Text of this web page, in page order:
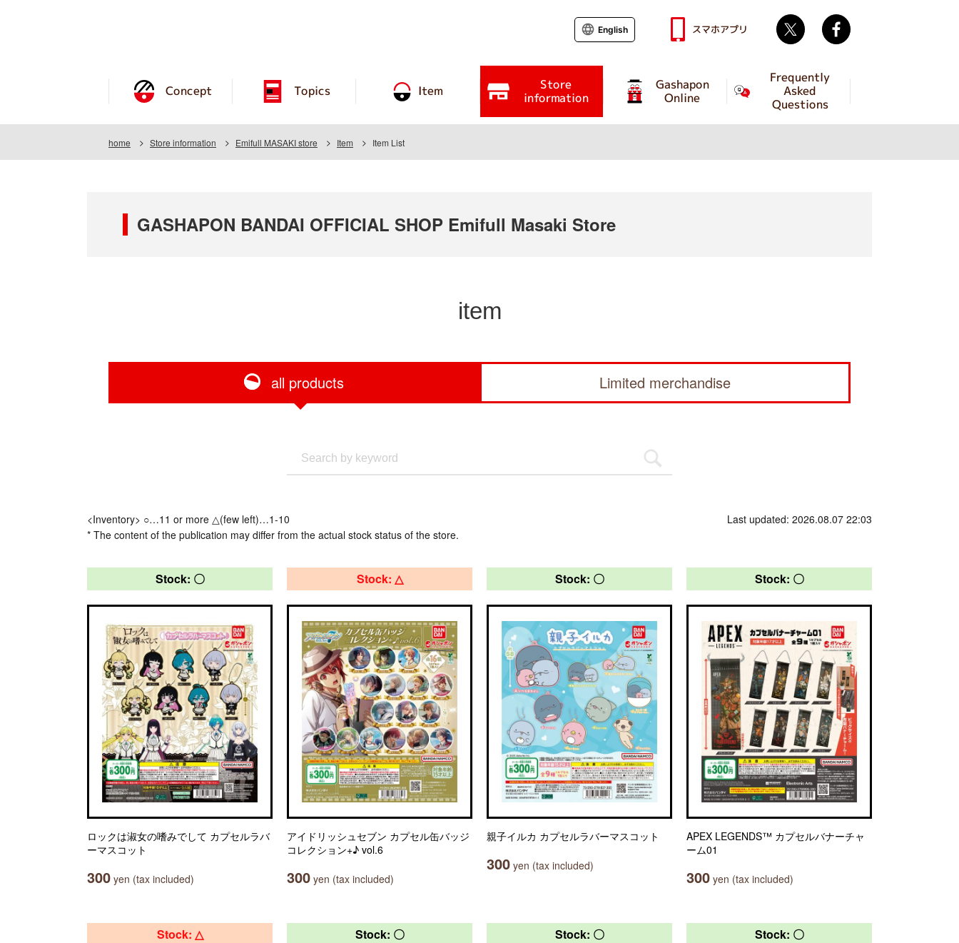
Concept Topics Item Store
information
Gashapon
Online
Frequently
Asked
Questions
English スマホアプリ Twitter
home Store information Emifull MASAKI store Item Item List
GASHAPON BANDAI OFFICIAL SHOP Emifull Masaki Store
item
all products Limited merchandise
<Inventory> ○…11 or more △(few left)…1-10
* The content of the publication may differ from the actual stock status of the store.
Last updated: 2026.08.07 22:03
Stock: 〇
ロックは淑女の嗜みでして カプセルラバ
ーマスコット
300 yen (tax included)
Stock: △
アイドリッシュセブン カプセル缶バッジ
コレクション+♪ vol.6
300 yen (tax included)
Stock: 〇
親子イルカ カプセルラバーマスコット
300 yen (tax included)
Stock: 〇
APEX LEGENDS™ カプセルバナーチャ
ーム01
300 yen (tax included)
Stock: △ Stock: 〇 Stock: 〇 Stock: 〇